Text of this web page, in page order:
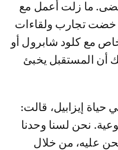
ما زلت أعمل مع
خضت تجارب ولقاءات
مع كلود شابرول أو
أن المستقبل يخبئ
حياة إيزابيل، قالت:
نحن لسنا وحدنا
عليه، من خلال